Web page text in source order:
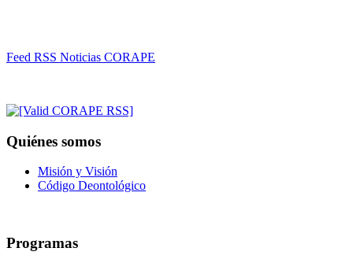
Feed RSS Noticias CORAPE
Quiénes somos
Misión y Visión
Código Deontológico
Programas